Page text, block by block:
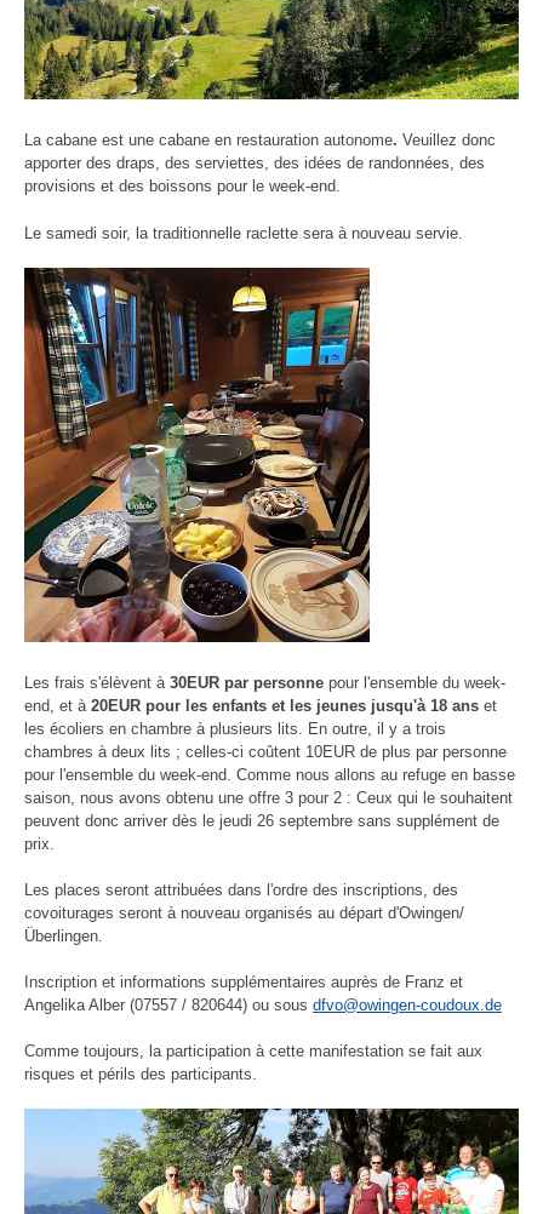
La cabane est une cabane en restauration autonome. Veuillez donc
apporter des draps, des serviettes, des idées de randonnées, des
provisions et des boissons pour le week-end.
Le samedi soir, la traditionnelle raclette sera à nouveau servie.
Les frais s'élèvent à 30EUR par personne pour l'ensemble du week-
end, et à 20EUR pour les enfants et les jeunes jusqu'à 18 ans et
les écoliers en chambre à plusieurs lits. En outre, il y a trois
chambres à deux lits ; celles-ci coûtent 10EUR de plus par personne
pour l'ensemble du week-end. Comme nous allons au refuge en basse
saison, nous avons obtenu une offre 3 pour 2 : Ceux qui le souhaitent
peuvent donc arriver dès le jeudi 26 septembre sans supplément de
prix.
Les places seront attribuées dans l'ordre des inscriptions, des
covoiturages seront à nouveau organisés au départ d'Owingen/
Überlingen.
Inscription et informations supplémentaires auprès de Franz et
Angelika Alber (07557 / 820644) ou sous dfvo@owingen-coudoux.de
Comme toujours, la participation à cette manifestation se fait aux
risques et périls des participants.